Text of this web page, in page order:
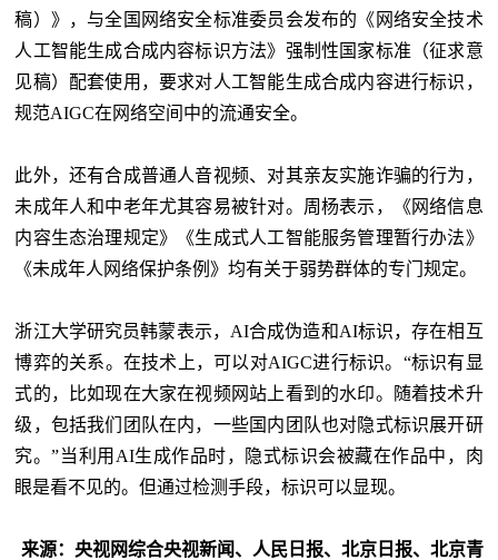
稿）》，与全国网络安全标准委员会发布的《网络安全技术
人工智能生成合成内容标识方法》强制性国家标准（征求意
见稿）配套使用，要求对人工智能生成合成内容进行标识，
规范AIGC在网络空间中的流通安全。
此外，还有合成普通人音视频、对其亲友实施诈骗的行为，
未成年人和中老年尤其容易被针对。周杨表示，《网络信息
内容生态治理规定》《生成式人工智能服务管理暂行办法》
《未成年人网络保护条例》均有关于弱势群体的专门规定。
浙江大学研究员韩蒙表示，AI合成伪造和AI标识，存在相互
博弈的关系。在技术上，可以对AIGC进行标识。“标识有显
式的，比如现在大家在视频网站上看到的水印。随着技术升
级，包括我们团队在内，一些国内团队也对隐式标识展开研
究。”当利用AI生成作品时，隐式标识会被藏在作品中，肉
眼是看不见的。但通过检测手段，标识可以显现。
来源：央视网综合央视新闻、人民日报、北京日报、北京青